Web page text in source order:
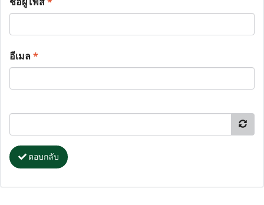
อีเมล*
ตอบกลับ